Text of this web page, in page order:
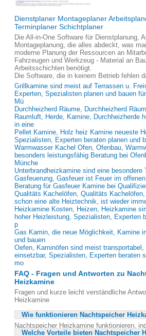
Dienstplaner Montageplaner
Terminplaner Schichtplaner
Die All-in-One Software für Dienstplanung,
Montageplanung, die alles abdeckt, was
moderne Planung der Ressourcen an
Fahrzeugen und Werkzeug - Material an
Arbeitsschichten benötigt.
Die Software, die in keinem Betrieb fehlen
Grillkamine sind meist auf Terrassen u.
Experten, Spezialisten planen und bauen
Mü
Durchheizherd Räume, Durchheizherd
Raumluft, Herde, Kamine, Durchheizherde
in eine
Pellet Kamine, Holz heiz Kamine neueste
Spezialisten, Experten beraten planen und
Warmwasser Kachel Ofen, Ofenbau,
besonders leistungsfähig Beratung bei
Münche
Unterbrandheizkamine sind eine besondere
Gasfeuerung, Gasfeuer ist Feuer im
Beratung für Gasfeuer Kamine bei
Qualitäts Kachelöfen, Qualitäts
schon eine alte Heiztechnik, ist wieder
Heizkamine Kosten, Heizen, Heizkamine
hoher Heizleistung, Spezialisten, Experten
p
Gas Kamin, die neue Möglichkeit, Kamine
und bauen
Oefen, Kaminöfen sind meist
einsetzbar, Spezialisten, Experten beraten
mo
FAQ - Fragen und Antworten zu
Heizkamine
Fragen und kurze leicht verständliche
Heizkamine
Wie funktionieren Nachtspeicher
Nachtspeicher Heizkamine funktionieren,
einen bestimmten Zeitraum aufnehmen und
Welche Vorteile bieten Nachtspeicher